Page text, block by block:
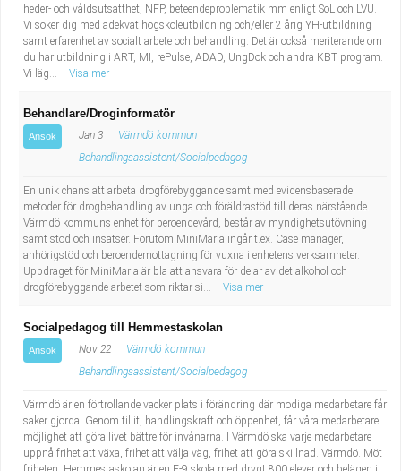
heder- och våldsutsatthet, NFP, beteendeproblematik mm enligt SoL och LVU.
Vi söker dig med adekvat högskoleutbildning och/eller 2 årig YH-utbildning
samt erfarenhet av socialt arbete och behandling. Det är också meriterande om
du har utbildning i ART, MI, rePulse, ADAD, UngDok och andra KBT program.
Vi läg...
Visa mer
Behandlare/Droginformatör
Ansök Jan 3
Värmdö kommun
Behandlingsassistent/Socialpedagog
En unik chans att arbeta drogförebyggande samt med evidensbaserade
metoder för drogbehandling av unga och föräldrastöd till deras närstående.
Värmdö kommuns enhet för beroendevård, består av myndighetsutövning
samt stöd och insatser. Förutom MiniMaria ingår t.ex. Case manager,
anhörigstöd och beroendemottagning för vuxna i enhetens verksamheter.
Uppdraget för MiniMaria är bla att ansvara för delar av det alkohol och
drogförebyggande arbetet som riktar si...
Visa mer
Socialpedagog till Hemmestaskolan
Ansök Nov 22
Värmdö kommun
Behandlingsassistent/Socialpedagog
Värmdö är en förtrollande vacker plats i förändring där modiga medarbetare får
saker gjorda. Genom tillit, handlingskraft och öppenhet, får våra medarbetare
möjlighet att göra livet bättre för invånarna. I Värmdö ska varje medarbetare
uppnå frihet att växa, frihet att välja väg, frihet att göra skillnad. Värmdö. Möt